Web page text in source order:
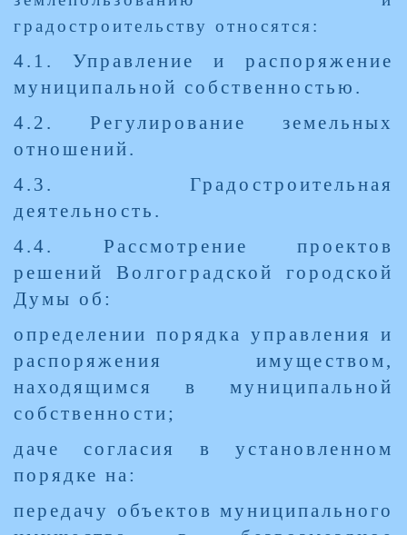
градостроительству относятся:
4.1. Управление и распоряжение
муниципальной собственностью.
4.2. Регулирование земельных
отношений.
4.3. Градостроительная
деятельность.
4.4. Рассмотрение проектов
решений Волгоградской городской
Думы об:
определении порядка управления и
распоряжения имуществом,
находящимся в муниципальной
собственности;
даче согласия в установленном
порядке на:
передачу объектов муниципального